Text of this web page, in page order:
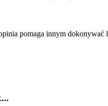
pomaga innym